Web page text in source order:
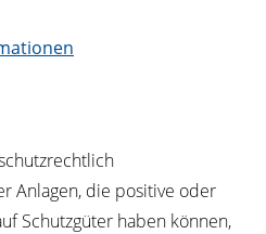
Anlagen, die positive oder
Schutzgüter haben können,